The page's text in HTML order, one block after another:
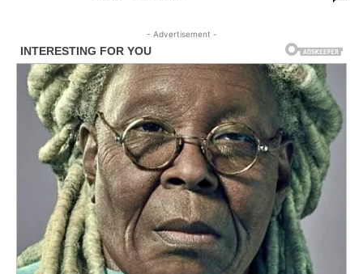
- Advertisement -